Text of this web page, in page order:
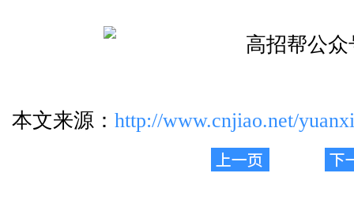
本文来源： http://www.cnjiao.net/